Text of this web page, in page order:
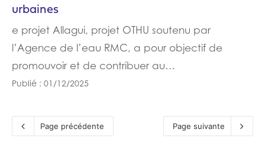
urbaines
e projet Allagui, projet OTHU soutenu par
l’Agence de l’eau RMC, a pour objectif de
promouvoir et de contribuer au…
Publié : 01/12/2025
Page précédente Page suivante